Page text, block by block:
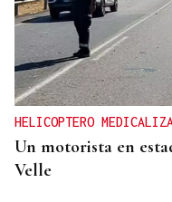
HELICOPTERO
Un motorista en
Velle